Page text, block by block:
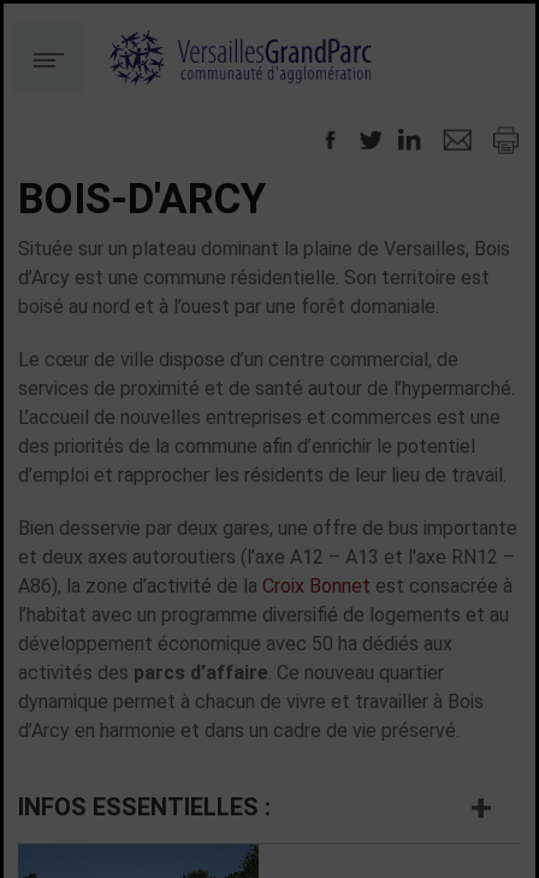
au
contenu
à
Menu
BOIS-D'ARCY
Située sur un plateau dominant la plaine de Versailles, Bois
d’Arcy est une commune résidentielle. Son territoire est
boisé au nord et à l’ouest par une forêt domaniale.
Le cœur de ville dispose d’un centre commercial, de
services de proximité et de santé autour de l’hypermarché.
L’accueil de nouvelles entreprises et commerces est une
des priorités de la commune afin d’enrichir le potentiel
d’emploi et rapprocher les résidents de leur lieu de travail.
Bien desservie par deux gares, une offre de bus importante
et deux axes autoroutiers (l’axe A12 – A13 et l'axe RN12 –
A86), la zone d’activité de la Croix Bonnet est consacrée à
l’habitat avec un programme diversifié de logements et au
développement économique avec 50 ha dédiés aux
activités des parcs d’affaire. Ce nouveau quartier
dynamique permet à chacun de vivre et travailler à Bois
d’Arcy en harmonie et dans un cadre de vie préservé.
INFOS ESSENTIELLES :